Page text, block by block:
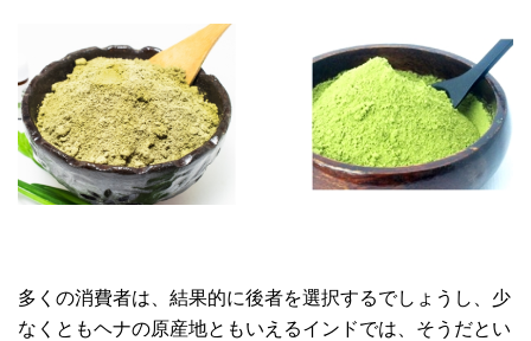
多くの消費者は、結果的に後者を選択するでしょうし、少
なくともヘナの原産地ともいえるインドでは、そうだとい